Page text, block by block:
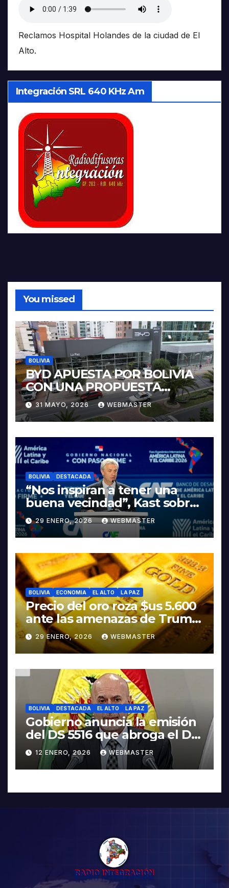
Reclamos Hospital Holandes de la ciudad de El
Alto.
Integración SRL 640 KHz Am
You missed
BOLIVIA
BYD APUESTA POR BOLIVIA
CON UNA PROPUESTA
INTEGRAL PARA IMPULSAR
LA ELECTROMOVILIDAD Y LA
INDUSTRIALIZACIÓN DEL
LITIO
31 MAYO, 2026 WEBMASTER
BOLIVIA DESTACADA
“Nos inspiran a tener una
buena vecindad”, Kast sobre
discurso del presidente
Rodrigo Paz
29 ENERO, 2026 WEBMASTER
BOLIVIA ECONOMIA EL ALTO LA PAZ
Precio del oro roza $us 5.600
ante las amenazas de Trump
contra Irán
29 ENERO, 2026 WEBMASTER
BOLIVIA DESTACADA EL ALTO LA PAZ
Gobierno anuncia la emisión
del DS 5516 que abroga el DS
5503
12 ENERO, 2026 WEBMASTER